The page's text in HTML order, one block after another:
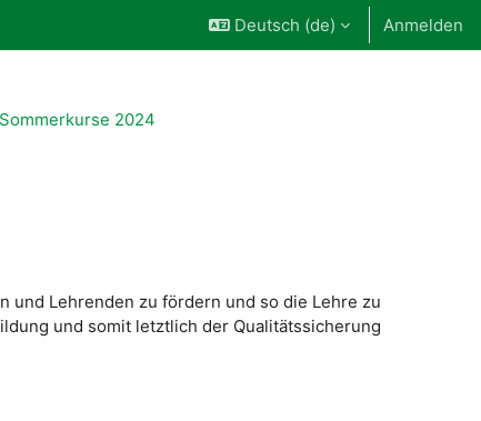
Deutsch ‎(de)‎ Anmelden
2024
und Lehrenden zu fördern und so die Lehre zu
und somit letztlich der Qualitätssicherung